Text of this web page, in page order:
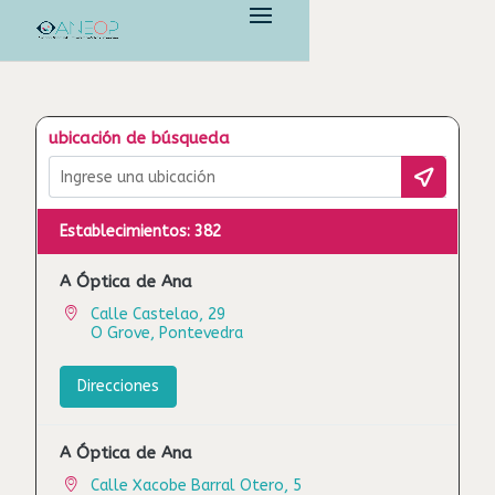
ubicación de búsqueda
Establecimientos:382
A Óptica de Ana
Calle Castelao, 29
O Grove, Pontevedra
Direcciones
A Óptica de Ana
Calle Xacobe Barral Otero, 5